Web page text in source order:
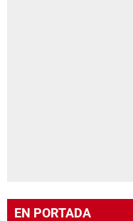
EN PORTADA